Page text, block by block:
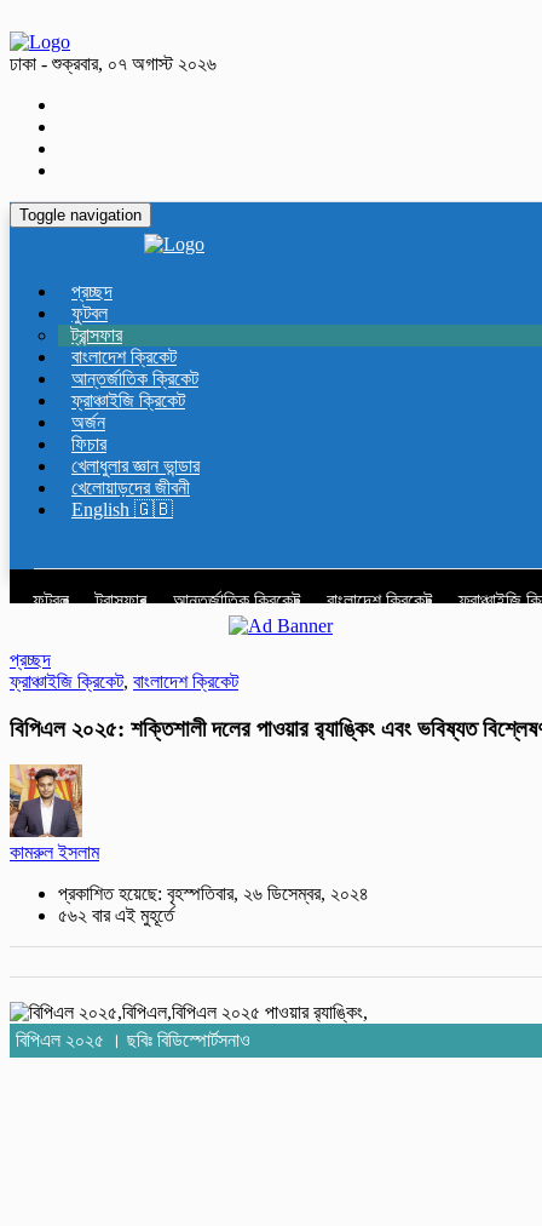
ঢাকা - শুক্রবার, ০৭ অগাস্ট ২০২৬
Toggle navigation
প্রচ্ছদ
ফুটবল
ট্রান্সফার
বাংলাদেশ ক্রিকেট
আন্তর্জাতিক ক্রিকেট
ফ্রাঞ্চাইজি ক্রিকেট
অর্জন
ফিচার
খেলাধুলার জ্ঞান ভান্ডার
খেলোয়াড়দের জীবনী
English 🇬🇧
ফুটবল ট্রান্সফার আন্তর্জাতিক ক্রিকেট বাংলাদেশ ক্রিকেট ফ্রাঞ্চাইজি
প্রচ্ছদ
ফ্রাঞ্চাইজি ক্রিকেট, বাংলাদেশ ক্রিকেট
বিপিএল ২০২৫: শক্তিশালী দলের পাওয়ার র‍্যাঙ্কিং এবং ভবিষ্যত
কামরুল ইসলাম
প্রকাশিত হয়েছে: বৃহস্পতিবার, ২৬ ডিসেম্বর, ২০২৪
৫৬২ বার এই মুহূর্তে
বিপিএল ২০২৫ । ছবিঃ বিডিস্পোর্টসনাও